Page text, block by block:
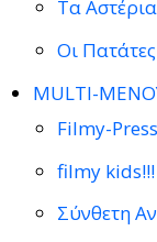
Τα
Οι Πατάτες
MULTI-
Filmy-Press
filmy kids!!!
Σύνθετη